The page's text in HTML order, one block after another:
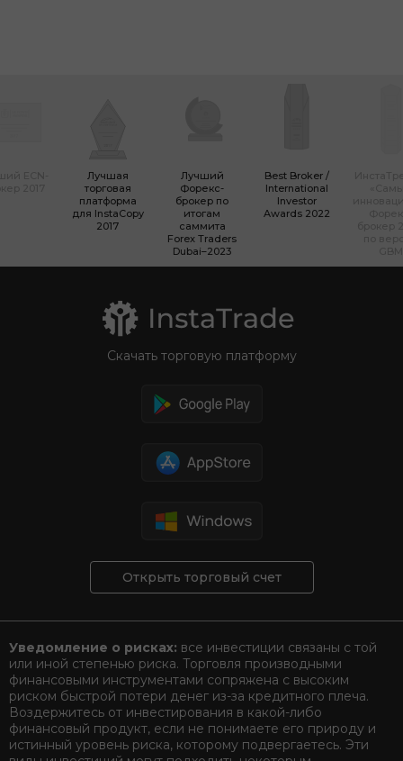
Лучшая
торговая
платформа
для InstaCopy
2017
Лучший
Форекс-
брокер по
итогам
саммита
Forex Traders
Dubai–2023
Best Broker /
International
Investor
Awards 2022
Скачать торговую платформу
Открыть торговый счет
Уведомление о рисках: все инвестиции связаны с той
или иной степенью риска. Торговля производными
финансовыми инструментами сопряжена с высоким
риском быстрой потери денег из-за кредитного плеча.
Воздержитесь от инвестирования в какой-либо
финансовый продукт, если не понимаете его природу и
истинный уровень риска, которому подвергаетесь. Эти